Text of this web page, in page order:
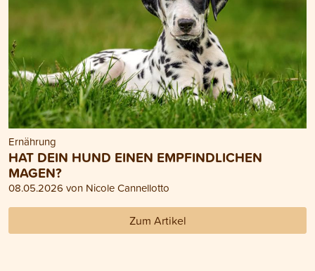
Ernährung
HAT DEIN HUND EINEN EMPFINDLICHEN
MAGEN?
08.05.2026 von Nicole Cannellotto
Zum Artikel